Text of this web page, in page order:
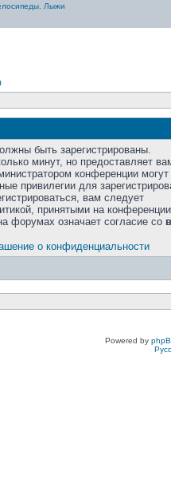
быть зарегистрированы.
минут, но предоставляет
конференции
привилегии для
вам следует
принятыми на
форумах означает согласие со
о конфиденциальности
Powered by